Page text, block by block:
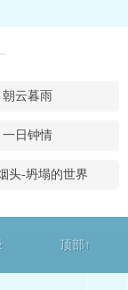
朝云暮雨
一日钟情
头-坍塌的世界
顶部↑